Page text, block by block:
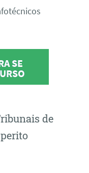
SE
de